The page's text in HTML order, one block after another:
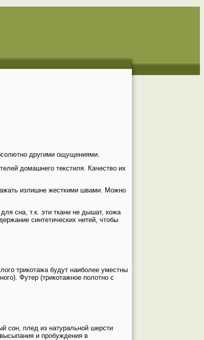
другими ощущениями.
домашнего текстиля. Качество их
излишне жесткими швами. Можно
сна, т.к. эти ткани не дышат, кожа
синтетических нитей, чтобы
трикотажа будут наиболее уместны
Футер (трикотажное полотно с
сон, плед из натуральной шерсти
и пробуждения в